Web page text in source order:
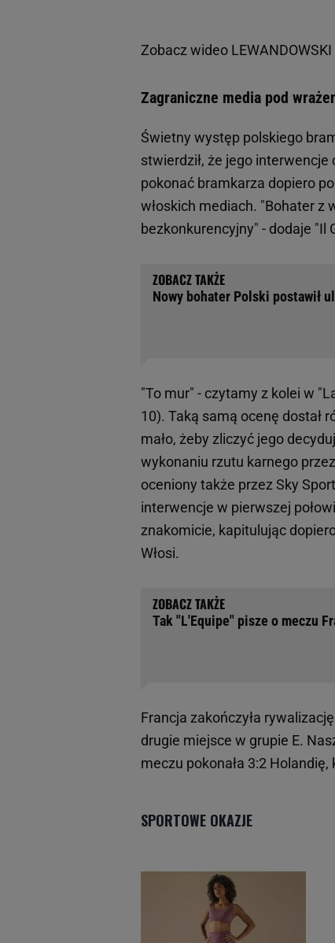
Zobacz wideo
Zagraniczne media pod
Świetny występ polskiego
stwierdził, że jego interwencje
pokonać bramkarza dopiero
włoskich mediach. "Bohater z
bezkonkurencyjny" - dodaje "Il
Nowy bohater Polski postawił
"To mur" - czytamy z kolei w
10). Taką samą ocenę dostał
mało, żeby zliczyć jego
wykonaniu rzutu karnego
oceniony także przez Sky
interwencje w pierwszej
znakomicie, kapitulując
Włosi.
Tak "L'Equipe" pisze o meczu
Francja zakończyła
drugie miejsce w grupie E.
meczu pokonała 3:2